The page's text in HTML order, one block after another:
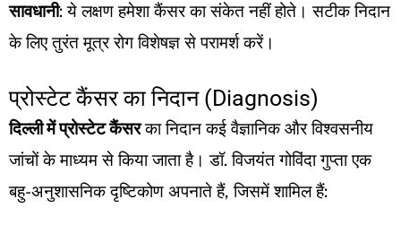
सावधानी: ये लक्षण हमेशा कैंसर का संकेत नहीं होते। सटीक निदान
के लिए तुरंत मूत्र रोग विशेषज्ञ से परामर्श करें।
प्रोस्टेट कैंसर का निदान (Diagnosis)
दिल्ली में प्रोस्टेट कैंसरका निदान कई वैज्ञानिक और विश्वसनीय
जांचों के माध्यम से किया जाता है। डॉ. विजयंत गोविंदा गुप्ता एक
बहु-अनुशासनिक दृष्टिकोण अपनाते हैं, जिसमें शामिल हैं: